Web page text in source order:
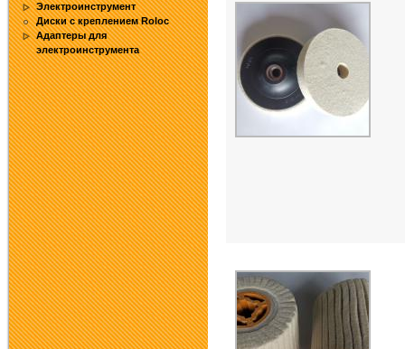
Электроинструмент
Диски с креплением Roloc
Адаптеры для
электроинструмента